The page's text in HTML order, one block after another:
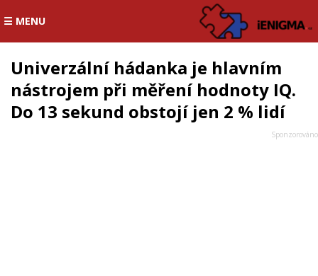
☰ MENU
Univerzální hádanka je hlavním
nástrojem při měření hodnoty IQ.
Do 13 sekund obstojí jen 2 % lidí